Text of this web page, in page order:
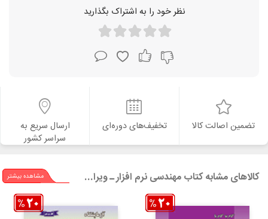
نظر خود را به اشتراک بگذارید
تضمین اصالت کالا تخفیف‌های دوره‌ای
ارسال سریع به
سراسر کشور
کالاهای مشابه کتاب مهندسی نرم افزار ـ ویراست نهم (جلد دوم) مشاهده بیشتر